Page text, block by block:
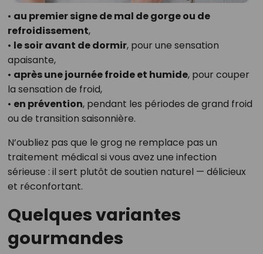
• au premier signe de mal de gorge ou de
refroidissement,
• le soir avant de dormir, pour une sensation
apaisante,
• après une journée froide et humide, pour couper
la sensation de froid,
• en prévention, pendant les périodes de grand froid
ou de transition saisonnière.
N’oubliez pas que le grog ne remplace pas un
traitement médical si vous avez une infection
sérieuse : il sert plutôt de soutien naturel — délicieux
et réconfortant.
Quelques variantes
gourmandes